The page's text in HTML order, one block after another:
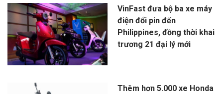
VinFast đưa bộ ba xe máy
điện đổi pin đến
Philippines, đồng thời khai
trương 21 đại lý mới
Thêm hơn 5.000 xe Honda